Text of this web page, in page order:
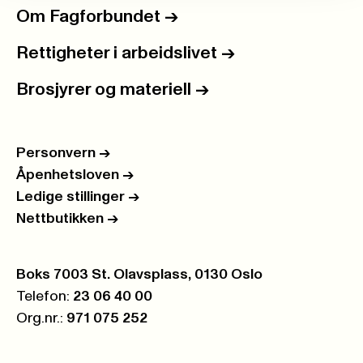
Om Fagforbundet ->
Rettigheter i arbeidslivet ->
Brosjyrer og materiell ->
Personvern ->
Åpenhetsloven ->
Ledige stillinger ->
Nettbutikken ->
Postboks:
Boks 7003 St. Olavsplass, 0130 Oslo
Telefon: 23 06 40 00
Org.nr.: 971 075 252